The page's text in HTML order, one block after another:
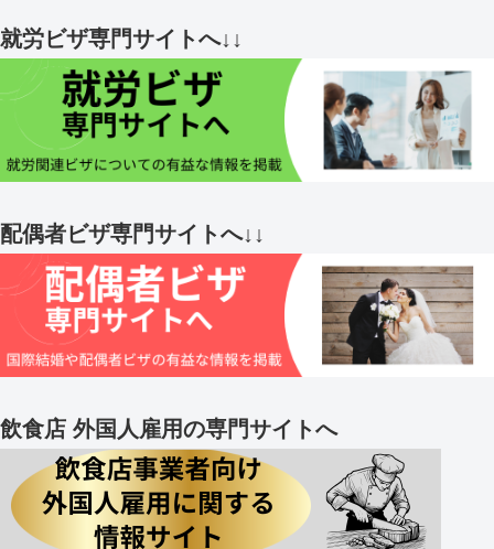
就労ビザ専門サイトへ↓↓
配偶者ビザ専門サイトへ↓↓
飲食店 外国人雇用の専門サイトへ